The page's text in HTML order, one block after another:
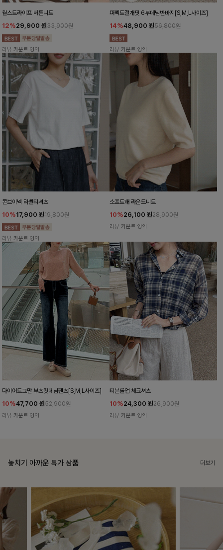
월스트라이프 버튼니트
12%29,900 원33,900원
리뷰 카운트 영역
퍼펙트절개핏 6부데님반바지[S,M,L사이즈]
14%48,900 원56,800원
리뷰 카운트 영역
콘브이넥 라벨티셔츠
10%17,900 원19,800원
리뷰 카운트 영역
소프트해 라운드니트
10%26,100 원28,900원
리뷰 카운트 영역
다이어트그만 부츠컷데님팬츠[S,M,L사이즈]
10%47,700 원52,900원
리뷰 카운트 영역
티븐롤업 체크셔츠
10%24,300 원26,900원
리뷰 카운트 영역
놓치기 아까운 특가 상품 더보기